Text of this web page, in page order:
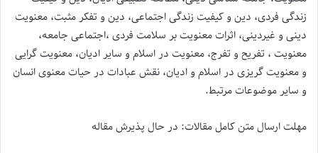
زندگی فردی، دین و کیفیت زندگی اجتماعی، دین و تفکر مثبت، معنویت
دینی و غیردینی، اثرات معنویت بر سلامت فردی ،اجتماعی جامعه،
معنویت ، تفریح و تفرج، معنویت در اسلام و سایر ادیان، معنویت گرایی
و معنویت گریزی در اسلام و ادیان، نقش عبادات در حیات معنوی انسان
و سایر موضوعات مرتبط.
مهلت ارسال متن کامل مقالات: در حال پذیرش مقاله